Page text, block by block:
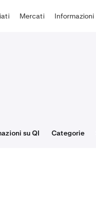
Mercati Informazioni
su QI Categorie